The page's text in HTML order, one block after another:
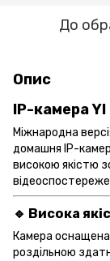
До
Опис
IP-камера
Міжнародна
домашня IP-
високою якістю
🔹 Висока
Камера оснащена
роздільною